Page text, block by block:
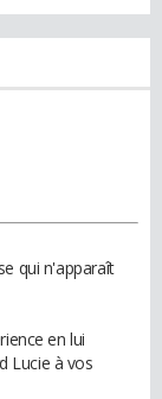
qui n'apparaît
en lui
Lucie à vos